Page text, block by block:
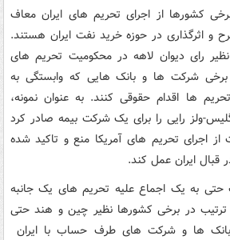
کشورها از اجرای تحریم های ایران معاف
و اثرگذاری در حوزه خرید نفت ایران هستند.
رای دیوان لاهه در محکومیت تحریم های
برخی شرکت ها و بانک هایی که وابستگی به
تحریم ها اقدام حقوقی کنند. به عنوان نمونه،
ولز رایی را برای یک شرکت بیمه صادر کرد
اجرای تحریم های آمریکا منع و تاکید شده
قبال ایران عمل کند.
به یک اجماع علیه تحریم های یک جانبه
ترتیب در برخی کشورها نظیر چین و هند حتی
ها و شرکت های طرف حساب با ایران